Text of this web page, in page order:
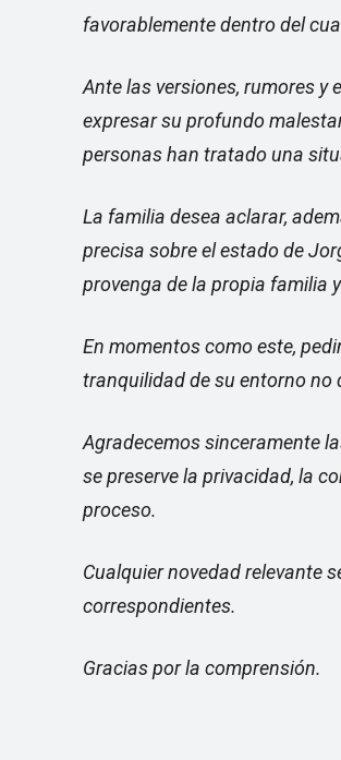
favorablemente dentro del
Ante las versiones, rumores
expresar su profundo
personas han tratado una
La familia desea aclarar,
precisa sobre el estado de
provenga de la propia familia
En momentos como este,
tranquilidad de su entorno no
Agradecemos sinceramente
se preserve la privacidad, la
proceso.
Cualquier novedad relevante
correspondientes.
Gracias por la comprensión.